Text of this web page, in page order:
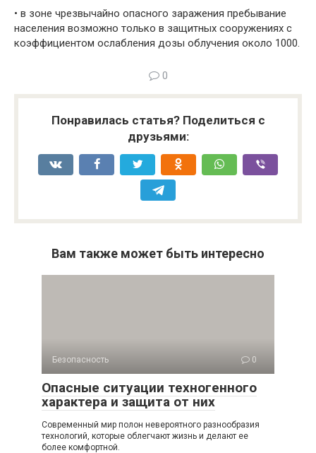
• в зоне чрезвычайно опасного заражения пребывание
населения возможно только в защитных сооружениях с
коэффициентом ослабления дозы облучения около 1000.
0
Понравилась статья? Поделиться с
друзьями:
Вам также может быть интересно
Безопасность 0
Опасные ситуации техногенного
характера и защита от них
Современный мир полон невероятного разнообразия
технологий, которые облегчают жизнь и делают ее
более комфортной.